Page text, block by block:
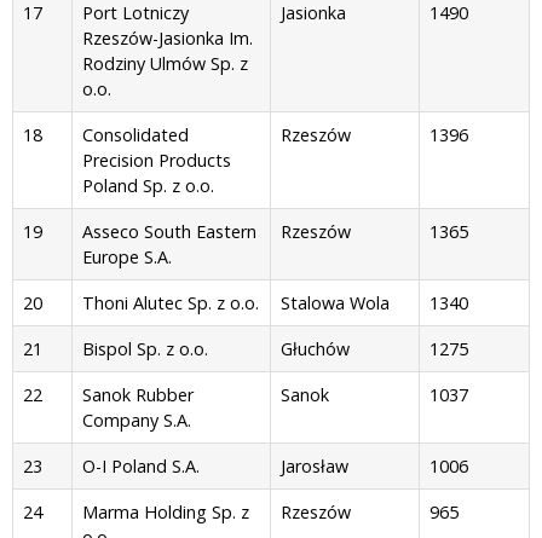
17
Port Lotniczy
Rzeszów-Jasionka Im.
Rodziny Ulmów Sp. z
o.o.
Jasionka 1490
18
Consolidated
Precision Products
Poland Sp. z o.o.
Rzeszów 1396
19
Asseco South Eastern
Europe S.A.
Rzeszów 1365
20 Thoni Alutec Sp. z o.o. Stalowa Wola
1340
21
Bispol Sp. z o.o. Głuchów
1275
22
Sanok Rubber
Company S.A.
Sanok 1037
23 O-I Poland S.A. Jarosław
1006
24
Marma Holding Sp. z
Rzeszów 965